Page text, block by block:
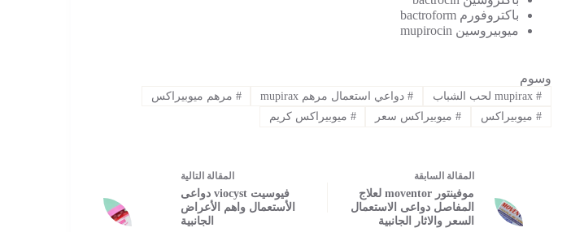
باكتروفورم bactroform
ميوبيروسين mupirocin
وسوم
#mupirax لحب الشباب #دواعي استعمال مرهم mupirax # مرهم ميوبيراكس
#ميوبيراكس #ميوبيراكس سعر # ميوبيراكس كريم
المقالة السابقة
موفينتور moventor لعلاج
المفاصل دواعى الاستعمال
السعر والاثار الجانبية
المقالة التالية
فيوسيت viocyst دواعى
الأستعمال واهم الأعراض
الجانبية